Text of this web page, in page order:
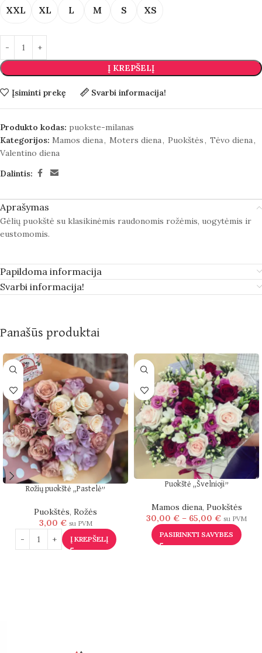
XXL XL L M S XS
Į KREPŠELĮ
Įsiminti prekę Svarbi informacija!
Produkto kodas: puokste-milanas
Kategorijos: Mamos diena, Moters diena, Puokštės, Tėvo diena,
Valentino diena
Dalintis:
Aprašymas
Gėlių puokštė su klasikinėmis raudonomis rožėmis, uogytėmis ir
eustomomis.
Papildoma informacija
Svarbi informacija!
Panašūs produktai
Rožių puokštė „Pastelė”
Puokštės, Rožės
3,00 € su PVM
Į KREPŠELĮ
Puokštė „Švelnioji”
Mamos diena, Puokštės
30,00 € – 65,00 € su PVM
PASIRINKTI SAVYBES